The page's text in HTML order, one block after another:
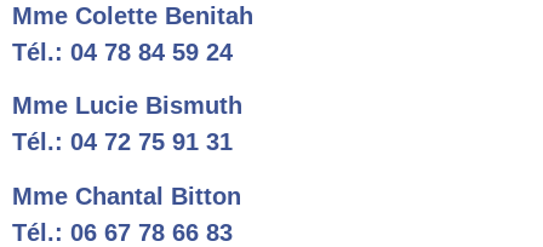
Mme Colette Benitah
Tél.: 04 78 84 59 24
Mme Lucie Bismuth
Tél.: 04 72 75 91 31
Mme Chantal Bitton
Tél.: 06 67 78 66 83